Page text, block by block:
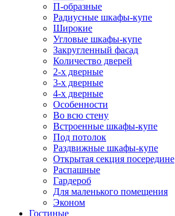
П-образные
Радиусные шкафы-купе
Широкие
Угловые шкафы-купе
Закругленный фасад
Количество дверей
2-х дверные
3-х дверные
4-х дверные
Особенности
Во всю стену
Встроенные шкафы-купе
Под потолок
Раздвижные шкафы-купе
Открытая секция посередине
Распашные
Гардероб
Для маленького помещения
Эконом
Гостиные